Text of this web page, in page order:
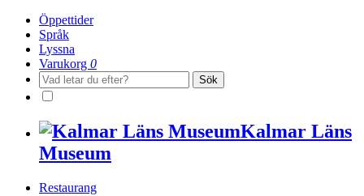
Öppettider
Språk
Lyssna
Varukorg 0
Sök
Toggle
Scheme
Kalmar Läns
Museum
Restaurang